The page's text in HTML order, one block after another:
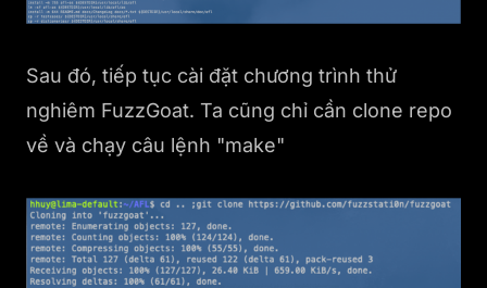
Sau đó, tiếp tục cài đặt chương trình thử
nghiêm FuzzGoat. Ta cũng chỉ cần clone repo
về và chạy câu lệnh "make"